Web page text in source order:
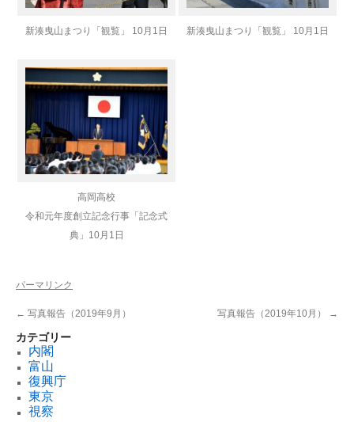
新湊曳山まつり「観覧」 10月1日 新湊曳山まつり「観覧」 10月1日
高岡高校
令和元年度創立記念行事「記念式
典」 10月1日
パーマリンク
← 写真報告（2019年9月） 写真報告（2019年10月） →
カテゴリー
内閣
富山
復興庁
東京
視察